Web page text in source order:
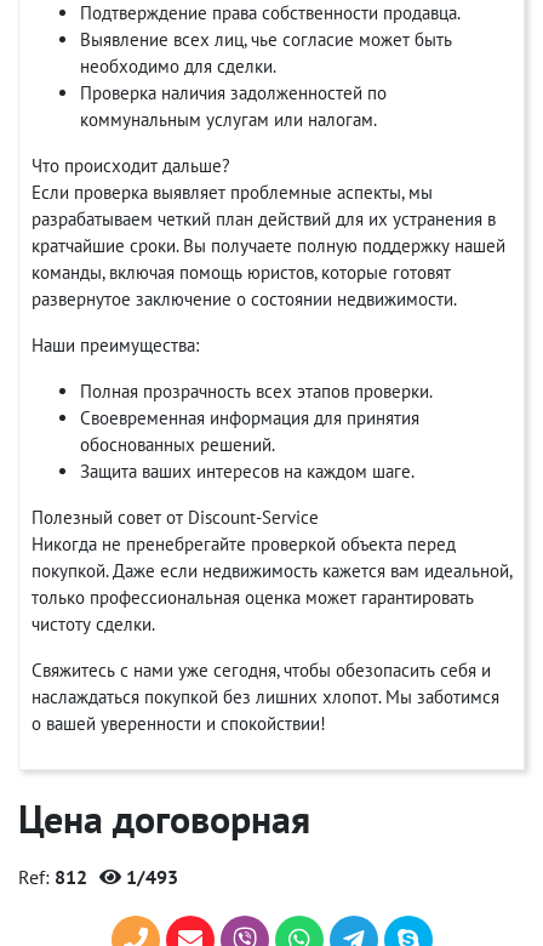
Подтверждение права собственности продавца.
Выявление всех лиц, чье согласие может быть
необходимо для сделки.
Проверка наличия задолженностей по
коммунальным услугам или налогам.
Что происходит дальше?
Если проверка выявляет проблемные аспекты, мы
разрабатываем четкий план действий для их устранения в
кратчайшие сроки. Вы получаете полную поддержку нашей
команды, включая помощь юристов, которые готовят
развернутое заключение о состоянии недвижимости.
Наши преимущества:
Полная прозрачность всех этапов проверки.
Своевременная информация для принятия
обоснованных решений.
Защита ваших интересов на каждом шаге.
Полезный совет от Discount-Service
Никогда не пренебрегайте проверкой объекта перед
покупкой. Даже если недвижимость кажется вам идеальной,
только профессиональная оценка может гарантировать
чистоту сделки.
Свяжитесь с нами уже сегодня, чтобы обезопасить себя и
наслаждаться покупкой без лишних хлопот. Мы заботимся
о вашей уверенности и спокойствии!
Цена договорная
Ref: 812 1/493